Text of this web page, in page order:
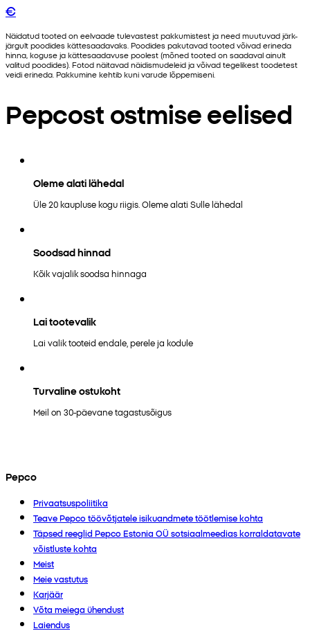
€
Näidatud tooted on eelvaade tulevastest pakkumistest ja need muutuvad järk-
järgult poodides kättesaadavaks. Poodides pakutavad tooted võivad erineda
hinna, koguse ja kättesaadavuse poolest (mõned tooted on saadaval ainult
valitud poodides). Fotod näitavad näidismudeleid ja võivad tegelikest toodetest
veidi erineda. Pakkumine kehtib kuni varude lõppemiseni.
Pepcost ostmise eelised
Oleme alati lähedal
Üle 20 kaupluse kogu riigis. Oleme alati Sulle lähedal
Soodsad hinnad
Kõik vajalik soodsa hinnaga
Lai tootevalik
Lai valik tooteid endale, perele ja kodule
Turvaline ostukoht
Meil on 30-päevane tagastusõigus
Pepco
Privaatsuspoliitika
Teave Pepco töövõtjatele isikuandmete töötlemise kohta
Täpsed reeglid Pepco Estonia OÜ sotsiaalmeedias korraldatavate
võistluste kohta
Meist
Meie vastutus
Karjäär
Võta meiega ühendust
Laiendus